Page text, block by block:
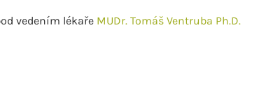
vedením lékaře MUDr. Tomáš Ventruba Ph.D.